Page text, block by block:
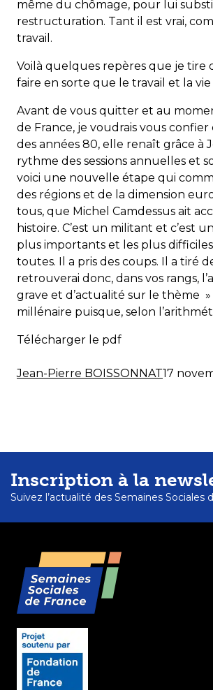
même du chômage, pour lui
restructuration. Tant il est vrai,
travail.
Voilà quelques repères que je tire
faire en sorte que le travail et la
Avant de vous quitter et au
de France, je voudrais vous
des années 80, elle renaît grâce à
rythme des sessions annuelles et
voici une nouvelle étape qui
des régions et de la dimension
tous, que Michel Camdessus ait
histoire. C’est un militant et c’est
plus importants et les plus
toutes. Il a pris des coups. Il a tiré
retrouverai donc, dans vos rangs,
grave et d’actualité sur le thème
millénaire puisque, selon
Télécharger le pdf
Jean-Pierre BOISSONNAT17
Inscription à la
Suivez l’actualité des Semaines Sociales